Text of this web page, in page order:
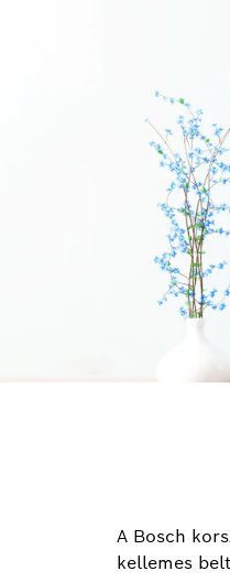
A Bosch
kellemes